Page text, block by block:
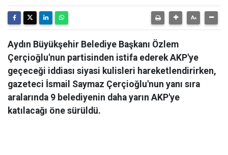
Aydın Büyükşehir Belediye Başkanı Özlem
Çerçioğlu'nun partisinden istifa ederek AKP'ye
geçeceği iddiası siyasi kulisleri hareketlendirirken,
gazeteci İsmail Saymaz Çerçioğlu'nun yanı sıra
aralarında 9 belediyenin daha yarın AKP'ye
katılacağı öne sürüldü.